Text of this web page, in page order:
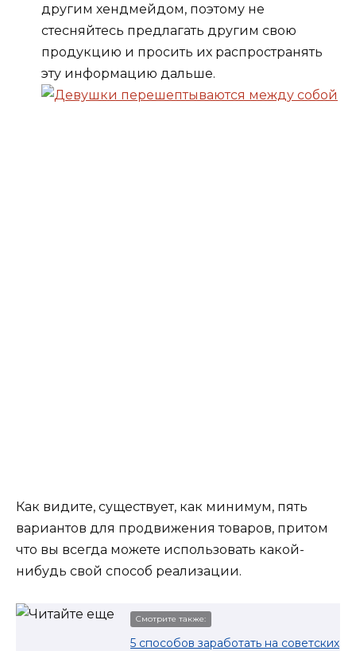
другим хендмейдом, поэтому не
стесняйтесь предлагать другим свою
продукцию и просить их распространять
эту информацию дальше.
Как видите, существует, как минимум, пять
вариантов для продвижения товаров, притом
что вы всегда можете использовать какой-
нибудь свой способ реализации.
Смотрите также:
5 способов заработать на советских